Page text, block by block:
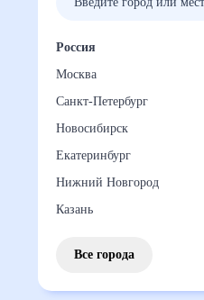
Россия
Москва
Санкт-Петербург
Новосибирск
Екатеринбург
Нижний Новгород